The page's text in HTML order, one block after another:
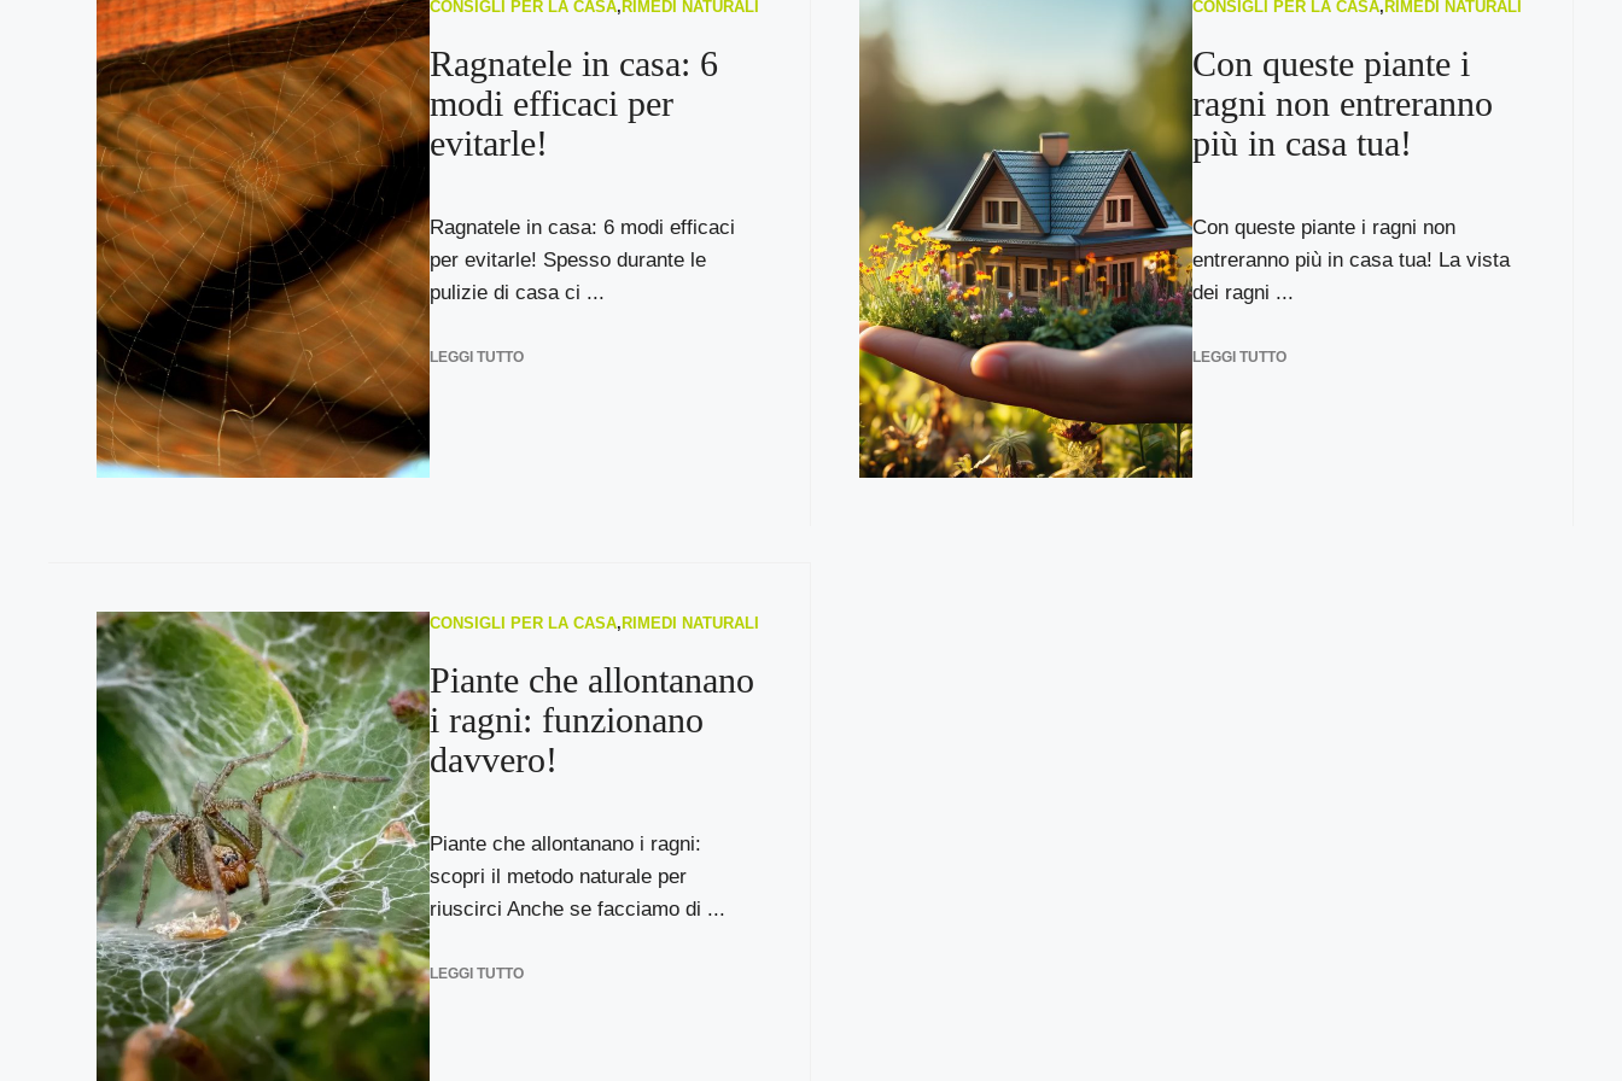
CONSIGLI PER LA CASA, RIMEDI NATURALI
Ragnatele in casa: 6
modi efficaci per
evitarle!
Ragnatele in casa: 6 modi efficaci
per evitarle! Spesso durante le
pulizie di casa ci ...
LEGGI TUTTO
CONSIGLI PER LA CASA, RIMEDI NATURALI
Con queste piante i
ragni non entreranno
più in casa tua!
Con queste piante i ragni non
entreranno più in casa tua! La vista
dei ragni ...
LEGGI TUTTO
CONSIGLI PER LA CASA, RIMEDI NATURALI
Piante che allontanano
i ragni: funzionano
davvero!
Piante che allontanano i ragni:
scopri il metodo naturale per
riuscirci Anche se facciamo di ...
LEGGI TUTTO